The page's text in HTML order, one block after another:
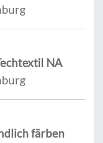
NA
färben